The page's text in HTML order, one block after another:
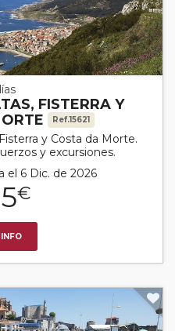
FISTERRA Y
Ref.15621
y Costa da Morte.
y excursiones.
el 6 Dic. de 2026
€